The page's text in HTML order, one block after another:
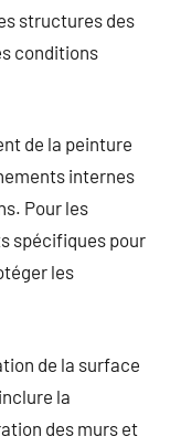
structures des
conditions
de la peinture
internes
Pour les
spécifiques pour
les
de la surface
la
des murs et